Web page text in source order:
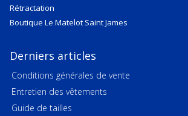
Rétractation
Boutique Le Matelot Saint James
Derniers articles
Conditions générales de vente
Entretien des vêtements
Guide de tailles